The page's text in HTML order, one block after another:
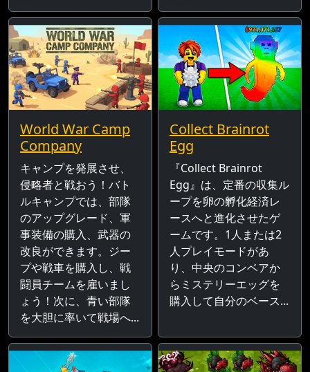
World War Camp
Company
キャンプを発展させ、
侵略者と戦おう！バト
ルキャンプでは、部隊
のアップグレード、軍
事装備の購入、武器の
改良ができます。ジー
プや戦車を購入し、戦
闘員チームを雇いまし
ょう！次に、青い部隊
を大胆に率いて戦場へ...
Collect Brainrot
Egg
『Collect Brainrot
Egg』は、定番の収集ル
ープを卵の孵化経済レ
ースへと進化させたゲ
ームです。1人または2
人プレイモードがあ
り、中央のコンベアか
らミステリーエッグを
購入して自分のベース...